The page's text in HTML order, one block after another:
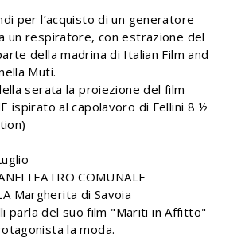
per l’acquisto di un generatore
un respiratore, con estrazione del
della madrina di Italian Film and
Muti.
serata la proiezione del film
ispirato al capolavoro di Fellini 8 ½
COMUNALE
Margherita di Savoia
parla del suo film "Mariti in Affitto"
la moda.